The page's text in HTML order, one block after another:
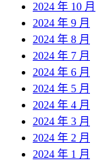
2024 年 10 月
2024 年 9 月
2024 年 8 月
2024 年 7 月
2024 年 6 月
2024 年 5 月
2024 年 4 月
2024 年 3 月
2024 年 2 月
2024 年 1 月